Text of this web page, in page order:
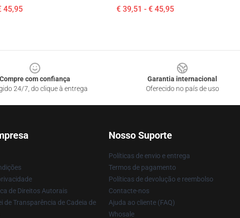
45,95 € 39,51 - € 45,95
Compre com confiança
24/7, do clique à entrega
Garantia internacional
Oferecido no país de uso
de Direitos Autorais
de Transparência de Cadeia de
Nosso Suporte
Políticas de envio e entrega
Termos de pagamento
Políticas de devolução e reembolso
Contacte-nos
Ajuda ao cliente (FAQ)
Whosale